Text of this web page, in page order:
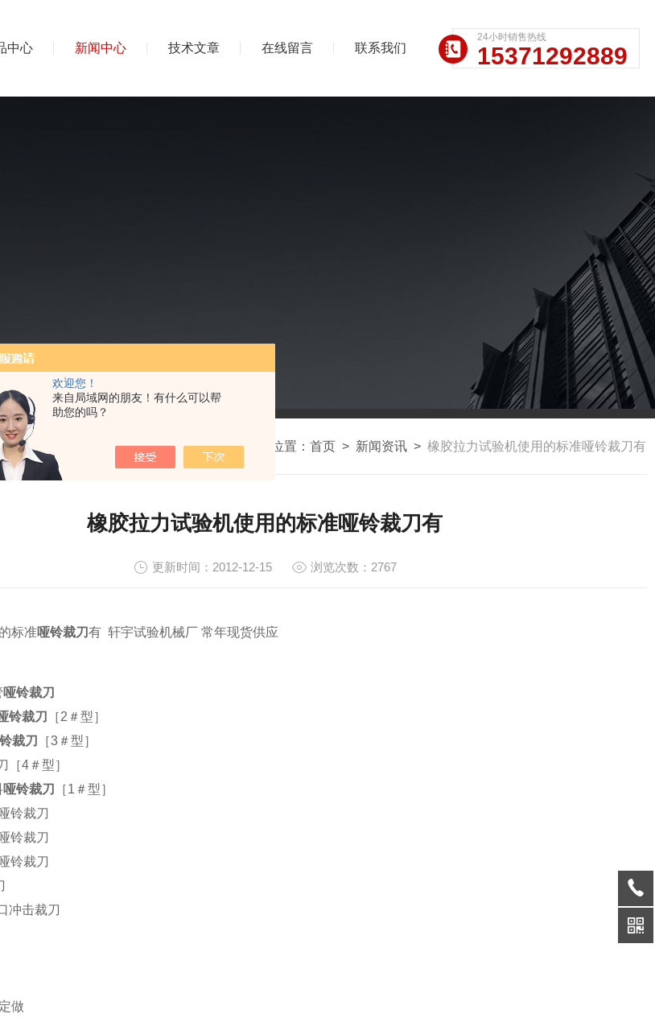
欢迎您！
来自局域网的朋友！有什么可以帮
助您的吗？
中心 新闻中心 技术文章 在线留言 联系我们
24小时销售热线
15371292889
我的位置： 首页 > 新闻资讯 > 橡胶拉力试验机使用的标准哑铃裁刀有
橡胶拉力试验机使用的标准哑铃裁刀有
更新时间：2012-12-15 浏览次数：2767
标准哑铃裁刀有 轩宇试验机械厂 常年现货供应
哑铃裁刀
铃裁刀
［2＃型］
裁刀
［3＃型］
［4＃型］
哑铃裁刀
［1＃型］
铃裁刀
铃裁刀
铃裁刀
冲击裁刀
做